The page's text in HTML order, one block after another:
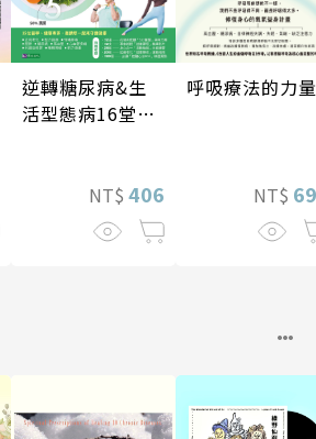
逆轉糖尿病&生
活型態病16堂健
NT$ 406
呼吸療法的力量
NT$